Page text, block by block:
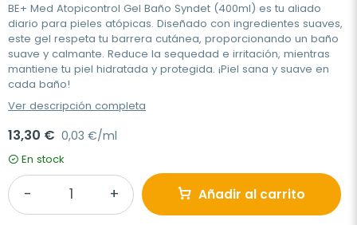
BE+ Med Atopicontrol Gel Baño Syndet (400ml) es tu aliado
diario para pieles atópicas. Diseñado con ingredientes suaves,
este gel respeta tu barrera cutánea, proporcionando un baño
suave y calmante. Reduce la sequedad e irritación, mientras
mantiene tu piel hidratada y protegida. ¡Piel sana y suave en
cada baño!
Ver descripción completa
13,30 € 0,03 €/ml
En stock
Añadir al carrito